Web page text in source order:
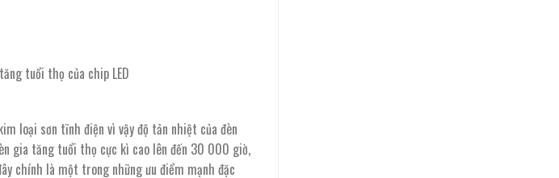
tuổi thọ của chip LED
loại sơn tĩnh điện vì vậy độ tản nhiệt của đèn
gia tăng tuổi thọ cực kì cao lên đến 30 000 giờ,
chính là một trong những ưu điểm mạnh đặc